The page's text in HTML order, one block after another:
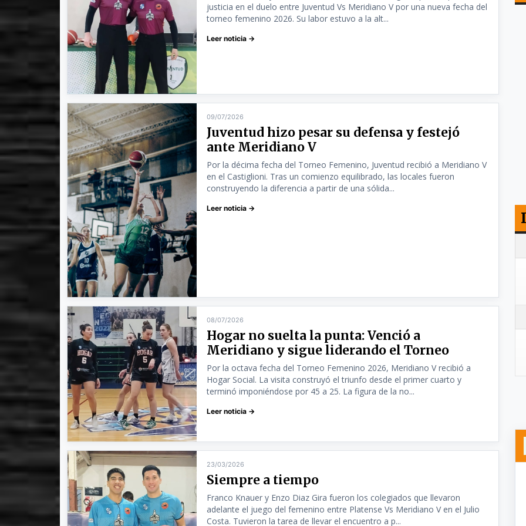
justicia en el duelo entre Juventud Vs Meridiano V por una nueva fecha del
torneo femenino 2026. Su labor estuvo a la alt...
Leer noticia →
09/07/2026
Juventud hizo pesar su defensa y festejó
ante Meridiano V
Por la décima fecha del Torneo Femenino, Juventud recibió a Meridiano V
en el Castiglioni. Tras un comienzo equilibrado, las locales fueron
construyendo la diferencia a partir de una sólida...
Leer noticia →
08/07/2026
Hogar no suelta la punta: Venció a
Meridiano y sigue liderando el Torneo
Por la octava fecha del Torneo Femenino 2026, Meridiano V recibió a
Hogar Social. La visita construyó el triunfo desde el primer cuarto y
terminó imponiéndose por 45 a 25. La figura de la no...
Leer noticia →
23/03/2026
Siempre a tiempo
Franco Knauer y Enzo Diaz Gira fueron los colegiados que llevaron
adelante el juego del femenino entre Platense Vs Meridiano V en el Julio
Costa. Tuvieron la tarea de llevar el encuentro a p...